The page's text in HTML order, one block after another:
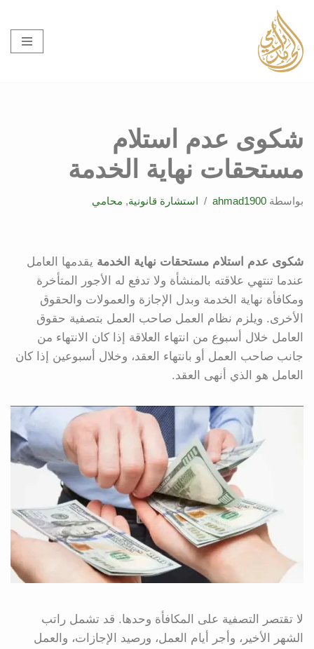
تخطى
إلى
المحتوى
شكوى عدم استلام
مستحقات نهاية الخدمة
بواسطة ahmad1900 استشارة قانونية, محامي
شكوى عدم استلام مستحقات نهاية الخدمة يقدمها العامل
عندما تنتهي علاقته بالمنشأة ولا تدفع له الأجور المتأخرة
ومكافأة نهاية الخدمة وبدل الإجازة والعمولات والحقوق
الأخرى. ويلزم نظام العمل صاحب العمل بتصفية حقوق
العامل خلال أسبوع من انتهاء العلاقة إذا كان الانتهاء من
جانب صاحب العمل أو بانتهاء العقد، وخلال أسبوعين إذا كان
العامل هو الذي أنهى العقد.
لا تقتصر التصفية على المكافأة وحدها. قد تشمل راتب
الشهر الأخير، وأجر أيام العمل، ورصيد الإجازات، والعمل